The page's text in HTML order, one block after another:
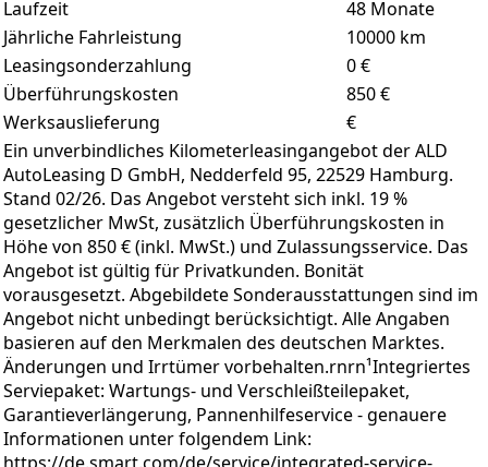
Laufzeit
48 Monate
Jährliche Fahrleistung
10000 km
Leasingsonderzahlung
0€
Überführungskosten
850 €
Werksauslieferung
€
Ein unverbindliches Kilometerleasingangebot der ALD
AutoLeasing D GmbH, Nedderfeld 95, 22529 Hamburg.
Stand 02/26. Das Angebot versteht sich inkl. 19 %
gesetzlicher MwSt, zusätzlich Überführungskosten in
Höhe von 850 € (inkl. MwSt.) und Zulassungsservice. Das
Angebot ist gültig für Privatkunden. Bonität
vorausgesetzt. Abgebildete Sonderausstattungen sind im
Angebot nicht unbedingt berücksichtigt. Alle Angaben
basieren auf den Merkmalen des deutschen Marktes.
Änderungen und Irrtümer vorbehalten.rnrn¹Integriertes
Serviepaket: Wartungs- und Verschleißteilepaket,
Garantieverlängerung, Pannenhilfeservice - genauere
Informationen unter folgendem Link: